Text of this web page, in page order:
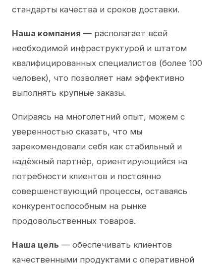
стандарты качества и сроков доставки.
Наша компания — располагает всей
необходимой инфраструктурой и штатом
квалифицированных специалистов (более 100
человек), что позволяет нам эффективно
выполнять крупные заказы.
Опираясь на многолетний опыт, можем с
уверенностью сказать, что мы
зарекомендовали себя как стабильный и
надёжный партнёр, ориентирующийся на
потребности клиентов и постоянно
совершенствующий процессы, оставаясь
конкурентоспособным на рынке
продовольственных товаров.
Наша цель — обеспечивать клиентов
качественными продуктами с оперативной